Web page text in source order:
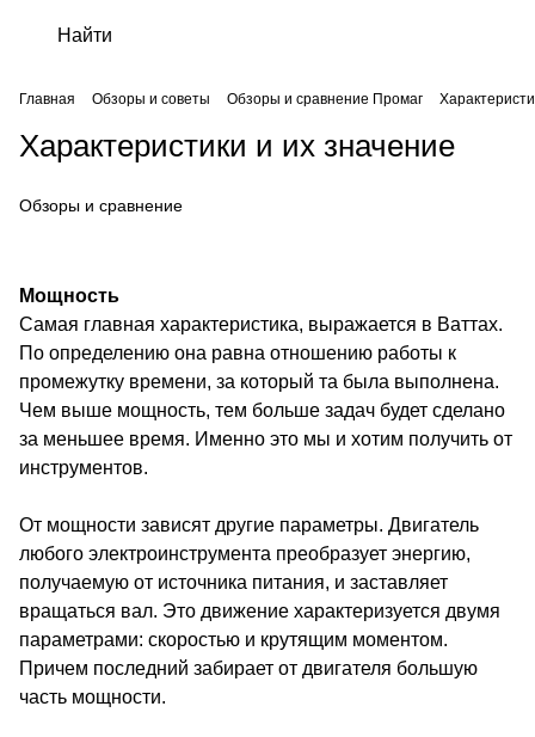
Главная Обзоры и советы Обзоры и сравнение Промаг
Характеристики и их значение
Обзоры и сравнение
Мощность
Самая главная характеристика, выражается в Ваттах.
По определению она равна отношению работы к
промежутку времени, за который та была выполнена.
Чем выше мощность, тем больше задач будет сделано
за меньшее время. Именно это мы и хотим получить от
инструментов.
От мощности зависят другие параметры. Двигатель
любого электроинструмента преобразует энергию,
получаемую от источника питания, и заставляет
вращаться вал. Это движение характеризуется двумя
параметрами: скоростью и крутящим моментом.
Причем последний забирает от двигателя большую
часть мощности.